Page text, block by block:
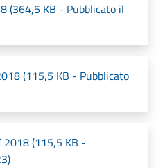
(364,5 KB - Pubblicato il
(115,5 KB - Pubblicato
2018 (115,5 KB -